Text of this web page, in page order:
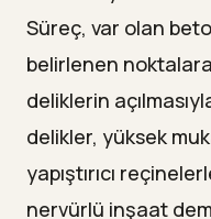
Süreç, var olan
belirlenen
deliklerin
delikler, yüksek
yapıştırıcı
nervürlü inşaat